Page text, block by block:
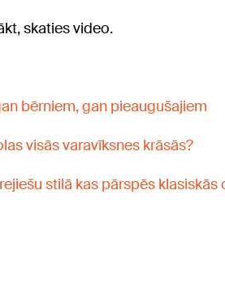
skaties video.
bērniem, gan pieaugušajiem
visās varavīksnes krāsās?
stilā kas pārspēs klasiskās